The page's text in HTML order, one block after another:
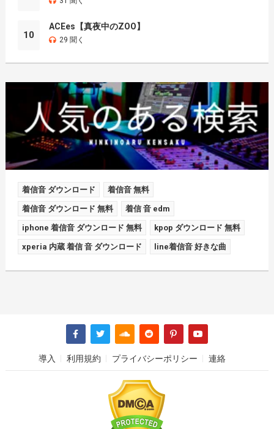
10
ACEes【真夜中のZOO】
29 聞く
着信音 ダウンロード 着信音 無料
着信音 ダウンロード 無料 着信 音 edm
iphone 着信音 ダウンロード 無料 kpop ダウンロード 無料
xperia 内蔵 着信 音 ダウンロード line着信音 好きな曲
導入 利用規約 プライバシーポリシー 連絡